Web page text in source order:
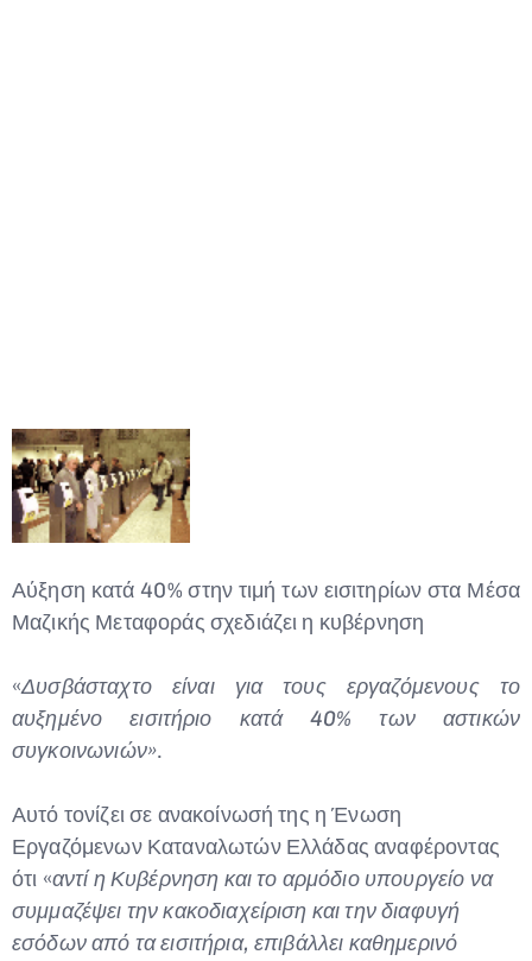
Αύξηση κατά 40% στην τιμή των εισιτηρίων στα Μέσα
Μαζικής Μεταφοράς σχεδιάζει η κυβέρνηση
«Δυσβάσταχτο είναι για τους εργαζόμενους το
αυξημένο εισιτήριο κατά 40% των αστικών
συγκοινωνιών».
Αυτό τονίζει σε ανακοίνωσή της η Ένωση
Εργαζόμενων Καταναλωτών Ελλάδας αναφέροντας
ότι «αντί η Κυβέρνηση και το αρμόδιο υπουργείο να
συμμαζέψει την κακοδιαχείριση και την διαφυγή
εσόδων από τα εισιτήρια, επιβάλλει καθημερινό